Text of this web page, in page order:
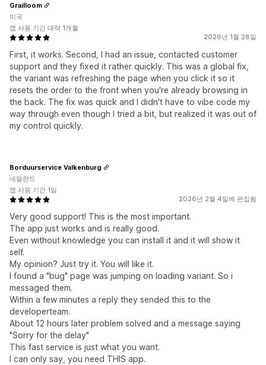
2026년 1월 28일
First, it works. Second, I had an issue, contacted customer
support and they fixed it rather quickly. This was a global fix,
the variant was refreshing the page when you click it so it
resets the order to the front when you're already browsing in
the back. The fix was quick and I didn't have to vibe code my
way through even though I tried a bit, but realized it was out of
my control quickly.
Grailloom
미국
앱 사용 기간 대략 1개월
2026년 2월 4일에 편집됨
Very good support! This is the most important.
The app just works and is really good.
Even without knowledge you can install it and it will show it
self.
My opinion? Just try it. You will like it.
I found a "bug" page was jumping on loading variant. So i
messaged them.
Within a few minutes a reply they sended this to the
developerteam.
About 12 hours later problem solved and a message saying
"Sorry for the delay"
This fast service is just what you want.
I can only say, you need THIS app.
Borduurservice Valkenburg
네덜란드
앱 사용 기간 1일